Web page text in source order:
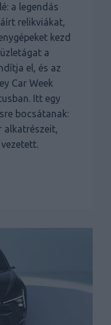
a legendás
relikviákat,
kezd
a
el, és az
Car Week
Itt egy
bocsátanak:
alkatrészeit,